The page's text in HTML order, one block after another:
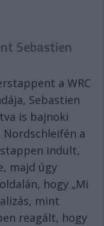
Sebastien
a WRC
Sebastien
is bajnoki
a
indult,
majd úgy
hogy „Mi
mint
reagált, hogy